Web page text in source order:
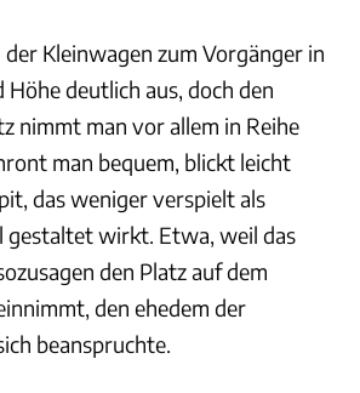
Kleinwagen zum Vorgänger in
Höhe deutlich aus, doch den
nimmt man vor allem in Reihe
man bequem, blickt leicht
das weniger verspielt als
gestaltet wirkt. Etwa, weil das
den Platz auf dem
den ehedem der
beanspruchte.